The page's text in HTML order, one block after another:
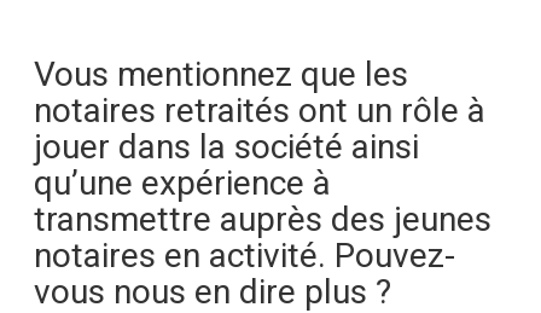
Vous mentionnez que les
notaires retraités ont un rôle à
jouer dans la société ainsi
qu’une expérience à
transmettre auprès des jeunes
notaires en activité. Pouvez-
vous nous en dire plus ?